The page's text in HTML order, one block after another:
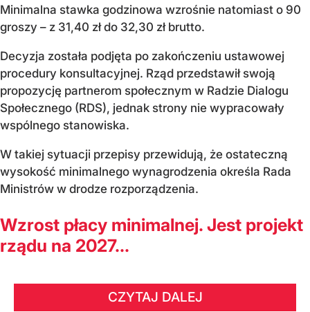
Minimalna stawka godzinowa wzrośnie natomiast o 90
groszy – z 31,40 zł do 32,30 zł brutto.
Decyzja została podjęta po zakończeniu ustawowej
procedury konsultacyjnej. Rząd przedstawił swoją
propozycję partnerom społecznym w Radzie Dialogu
Społecznego (RDS), jednak strony nie wypracowały
wspólnego stanowiska.
W takiej sytuacji przepisy przewidują, że ostateczną
wysokość minimalnego wynagrodzenia określa Rada
Ministrów w drodze rozporządzenia.
Wzrost płacy minimalnej. Jest projekt
rządu na 2027...
CZYTAJ DALEJ